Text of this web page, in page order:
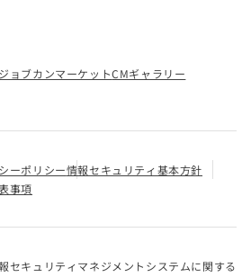
ジョブカンマーケットCMギャラリー
ーポリシー情報セキュリティ基本方針
事項
セキュリティマネジメントシステムに関する